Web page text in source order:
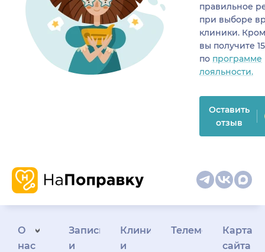
правильное
при выборе
клиники.
вы получите
по программе
лояльности.
Оставить
отзыв
О
нас
Запись
и
Клиникам
и
Телемедицина
Карта
сайта